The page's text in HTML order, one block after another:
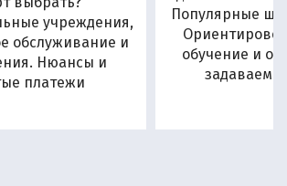
учреждения,
обслуживание и
Нюансы и
платежи
Популярные
обучение и